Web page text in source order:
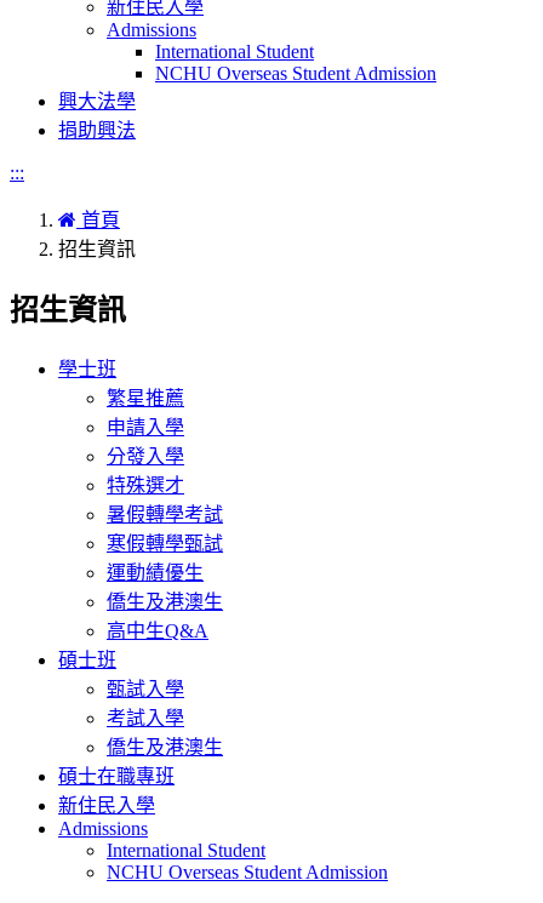
新住民入學
Admissions
International Student
NCHU Overseas Student Admission
興大法學
捐助興法
:::
首頁
招生資訊
招生資訊
學士班
繁星推薦
申請入學
分發入學
特殊選才
暑假轉學考試
寒假轉學甄試
運動績優生
僑生及港澳生
高中生Q&A
碩士班
甄試入學
考試入學
僑生及港澳生
碩士在職專班
新住民入學
Admissions
International Student
NCHU Overseas Student Admission